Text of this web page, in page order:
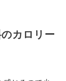
カロリー